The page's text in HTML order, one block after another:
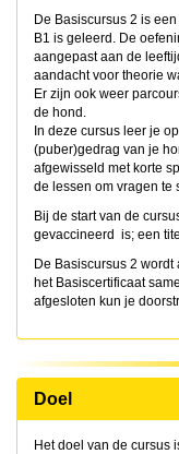
De Basiscursus 2 is
B1 is geleerd. De
aangepast aan de
aandacht voor theorie
Er zijn ook weer
de hond.
In deze cursus leer je
(puber)gedrag van je
afgewisseld met korte
de lessen om vragen te
Bij de start van de
gevaccineerd is; een
De Basiscursus 2
het Basiscertificaat
afgesloten kun je
Doel
Het doel van de cursus